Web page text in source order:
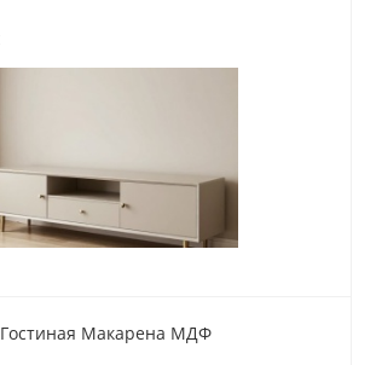
Гостиная Макарена МДФ